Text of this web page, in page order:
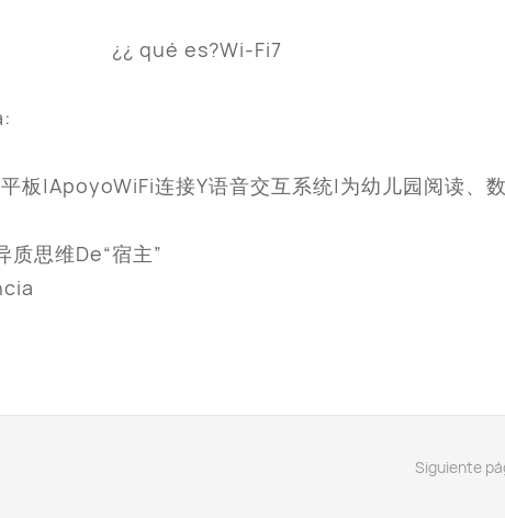
板|ApoyoWiFi连接Y语音交互系统|为幼儿园阅读、
思维De“宿主”
Siguiente